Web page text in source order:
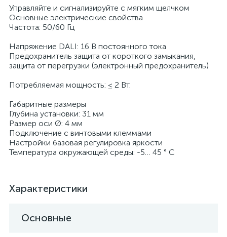
Управляйте и сигнализируйте с мягким щелчком
Основные электрические свойства
Частота: 50/60 Гц
Напряжение DALI: 16 В постоянного тока
Предохранитель защита от короткого замыкания,
защита от перегрузки (электронный предохранитель)
Потребляемая мощность: ≤ 2 Вт.
Габаритные размеры
Глубина установки: 31 мм
Размер оси Ø: 4 мм
Подключение с винтовыми клеммами
Настройки базовая регулировка яркости
Температура окружающей среды: -5… 45 ° С
Характеристики
Основные